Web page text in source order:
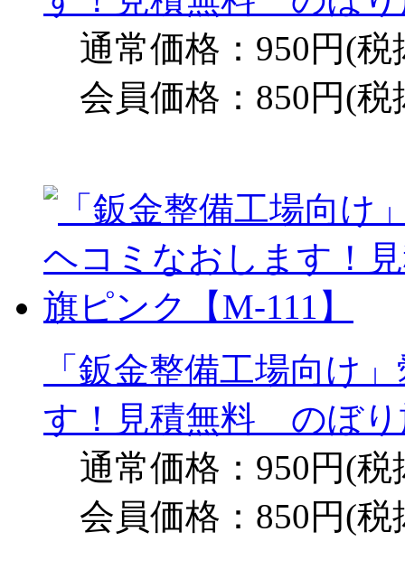
通常価格：950円(税
会員価格：850円(税
「鈑金整備工場向け
す！見積無料 のぼり
通常価格：950円(税
会員価格：850円(税